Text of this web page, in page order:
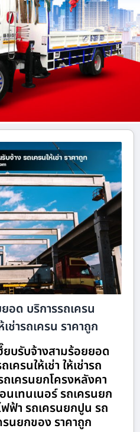
อด บริการรถเครน
เช่ารถเครน ราคาถูก
ยบรับจ้างสามร้อยยอด
ครนให้เช่า ให้เช่ารถ
ถเครนยกโครงหลังคา
นเทนเนอร์ รถเครนยก
ฟฟ้า รถเครนยกปูน รถ
รนยกของ ราคาถูก